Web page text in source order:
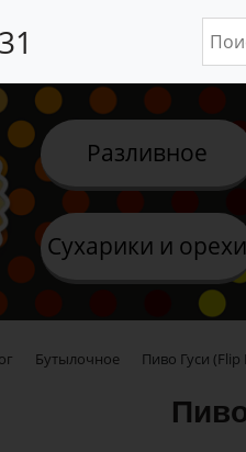
Разливное
Сухарики и орехи
Бутылочное Пиво Гуси (Flip